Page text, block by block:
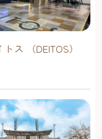
ス （DEITOS）